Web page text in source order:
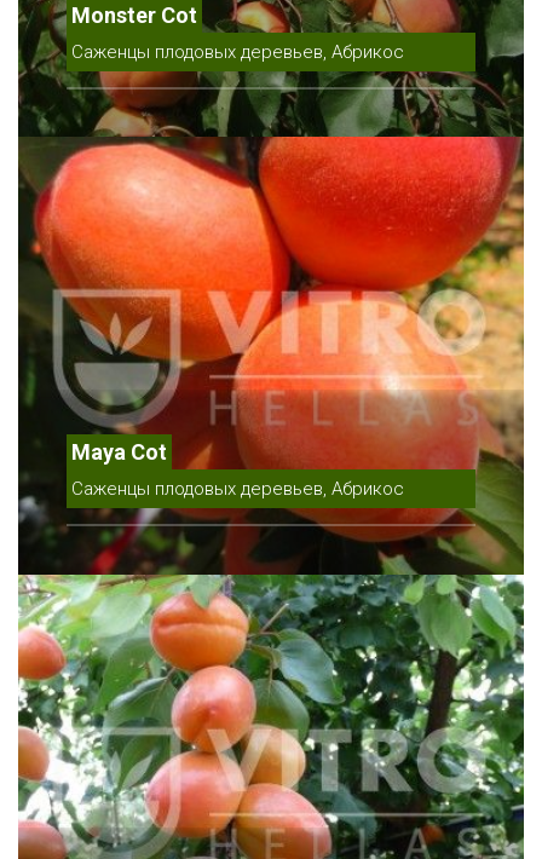
Monster Cot
Саженцы плодовых деревьев, Абрикос
Maya Cot
Саженцы плодовых деревьев, Абрикос